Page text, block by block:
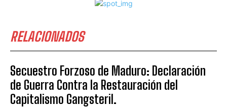
RELACIONADOS
Secuestro Forzoso de Maduro: Declaración
de Guerra Contra la Restauración del
Capitalismo Gangsteril.